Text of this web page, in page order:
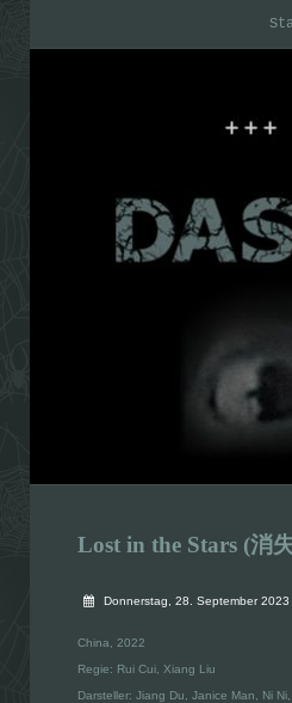
Lost in the Stars (消
Donnerstag, 28. September 2023
China, 2022
Regie: Rui Cui, Xiang Liu
Darsteller: Jiang Du, Janice Man, Ni